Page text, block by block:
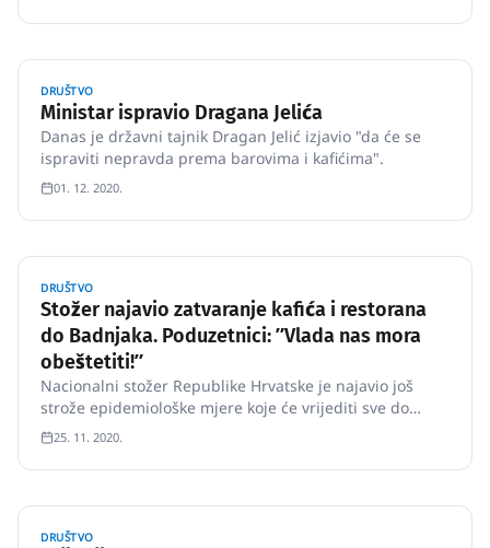
DRUŠTVO
Ministar ispravio Dragana Jelića
Danas je državni tajnik Dragan Jelić izjavio "da će se
ispraviti nepravda prema barovima i kafićima".
01. 12. 2020.
DRUŠTVO
Stožer najavio zatvaranje kafića i restorana
do Badnjaka. Poduzetnici: ʺVlada nas mora
obeštetiti!ʺ
Nacionalni stožer Republike Hrvatske je najavio još
strože epidemiološke mjere koje će vrijediti sve do
Božića.
25. 11. 2020.
DRUŠTVO